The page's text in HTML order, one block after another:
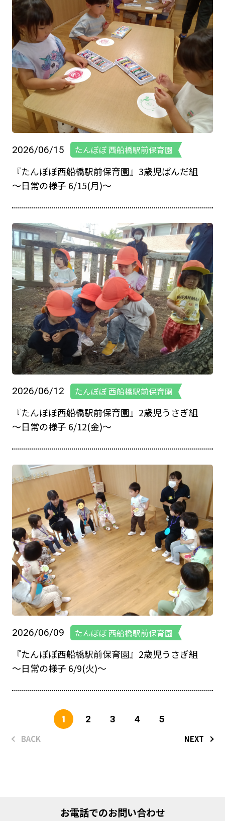
2026/06/15 たんぽぽ 西船橋駅前保育園
『たんぽぽ西船橋駅前保育園』3歳児ぱんだ組
～日常の様子 6/15(月)～
2026/06/12 たんぽぽ 西船橋駅前保育園
『たんぽぽ西船橋駅前保育園』2歳児うさぎ組
～日常の様子 6/12(金)～
2026/06/09 たんぽぽ 西船橋駅前保育園
『たんぽぽ西船橋駅前保育園』2歳児うさぎ組
～日常の様子 6/9(火)～
BACK NEXT
1 2 3 4 5
お電話でのお問い合わせ